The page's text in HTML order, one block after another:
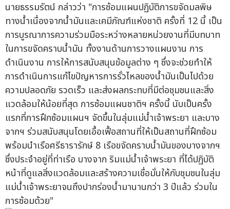
นายธรรมรัตน์ กล่าวว่า "การซ้อมแผนปฏิบัติการขจัดมลพิษ
ทางน้ำเนื่องจากน้ำมันและเคมีภัณฑ์แห่งชาติ ครั้งที่ 12 นี้ เป็น
การบูรณาการความร่วมมือระหว่างหลายหน่วยงานที่มีบทบาท
ในการขจัดคราบน้ำมัน ทั้งงานด้านการวางแผนงาน การ
ดำเนินงาน การให้การสนับสนุนข้อมูลต่าง ๆ ซึ่งจะช่วยทำให้
การดำเนินการแก้ไขปัญหารการรั่วไหลของน้ำมันเป็นไปด้วย
ความปลอดภัย รวดเร็ว และส่งผลกระทบที่มีต่อชุมชนและสิ่ง
แวดล้อมให้น้อยที่สุด การซ้อมแผนชาติฯ ครั้งนี้ นับเป็นครั้ง
แรกที่การฝึกซ้อมแผนฯ จัดขึ้นในลุ่มแม่น้ำเจ้าพระยา และบาง
จากฯ ร่วมสนับสนุนโดยเอื้อเฟื้อสถานที่ให้เป็นสถานที่ฝึกซ้อม
พร้อมนำเรือศรีธารารักษ์ 8 เรือขจัดคราบน้ำมันของบางจากฯ
ซึ่งประจำอยู่ที่ท่าเรือ บางจาก ริมแม่น้ำเจ้าพระยา ที่ได้ปฏิบัติ
หน้าที่ดูแลสิ่งแวดล้อมและสร้างความเชื่อมั่นให้กับชุมชนในลุ่ม
แม่น้ำเจ้าพระยาจนถึงปากร่องน้ำมานานกว่า 3 ปีแล้ว ร่วมใน
การซ้อมด้วย"